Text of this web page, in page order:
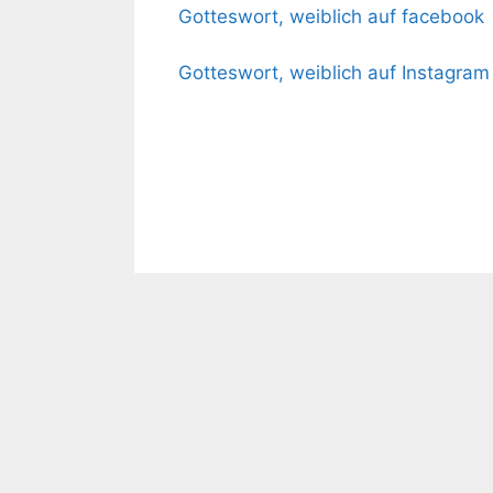
Gotteswort, weiblich auf facebook
Gotteswort, weiblich auf